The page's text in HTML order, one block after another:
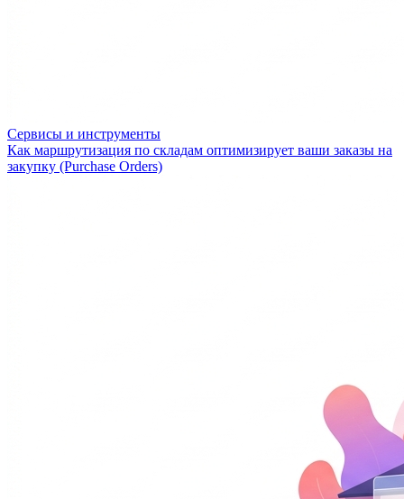
Сервисы и инструменты
Как маршрутизация по складам оптимизирует ваши заказы на
закупку (Purchase Orders)